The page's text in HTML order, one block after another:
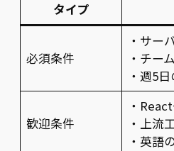
タイプ
必須条件
・サー
・チー
・週5
歓迎条件
・
・上流
・英語